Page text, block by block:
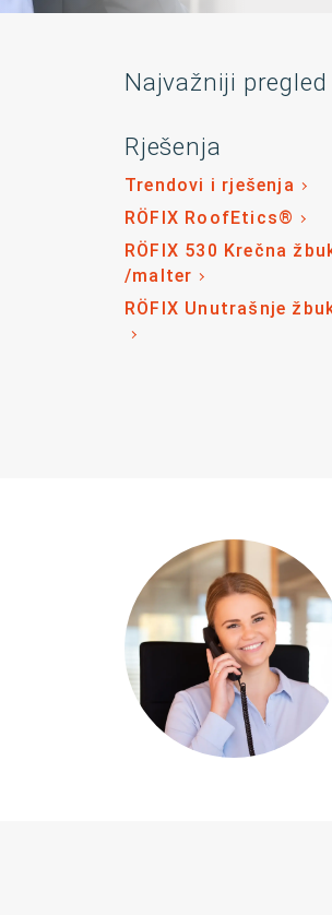
Najvažniji
Rješenja
Trendovi i rješenja
RÖFIX RoofEtics®
RÖFIX 530 Krečna
/malter
RÖFIX Unutrašnje